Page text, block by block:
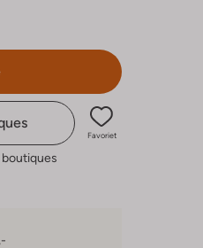
Favoriet